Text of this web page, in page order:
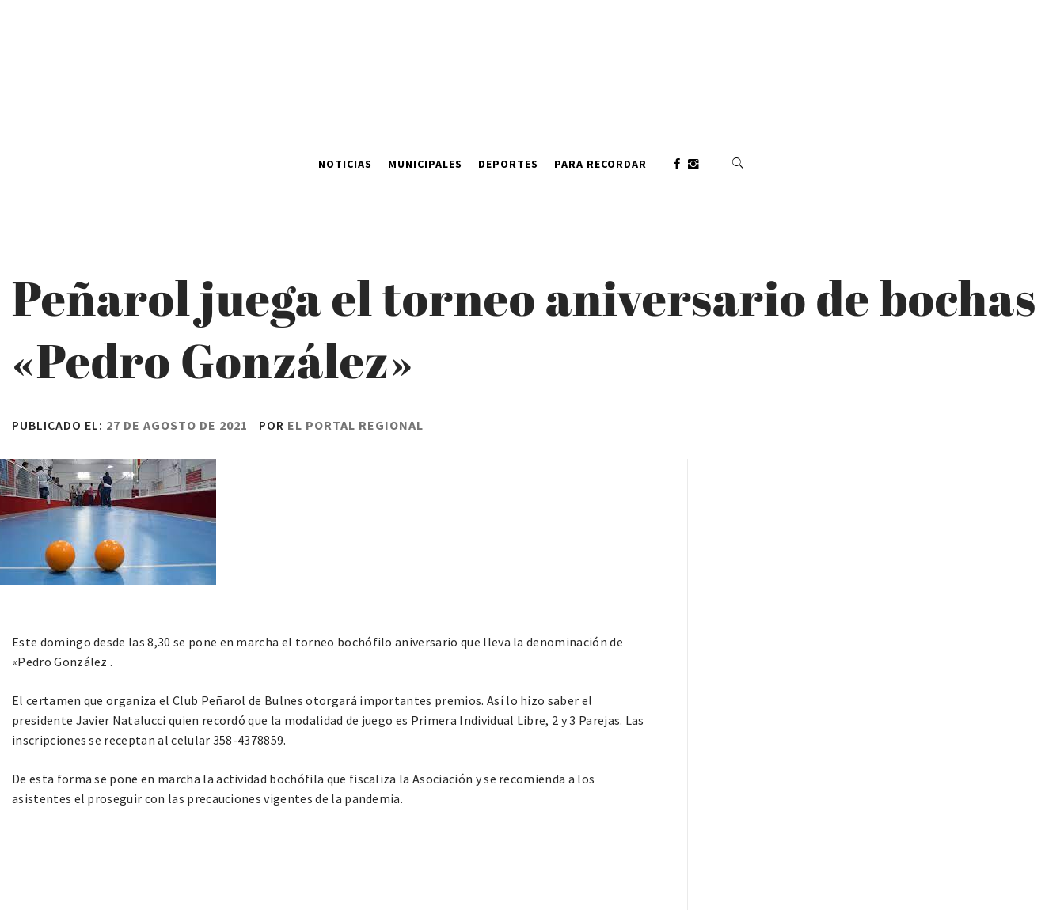
NOTICIAS MUNICIPALES DEPORTES PARA RECORDAR
Peñarol juega el torneo aniversario de bochas
«Pedro González»
PUBLICADO EL: 27 DE AGOSTO DE 2021 POR EL PORTAL REGIONAL
Este domingo desde las 8,30 se pone en marcha el torneo bochófilo aniversario que lleva la denominación de
«Pedro González .
El certamen que organiza el Club Peñarol de Bulnes otorgará importantes premios. Así lo hizo saber el
presidente Javier Natalucci quien recordó que la modalidad de juego es Primera Individual Libre, 2 y 3 Parejas. Las
inscripciones se receptan al celular 358-4378859.
De esta forma se pone en marcha la actividad bochófila que fiscaliza la Asociación y se recomienda a los
asistentes el proseguir con las precauciones vigentes de la pandemia.